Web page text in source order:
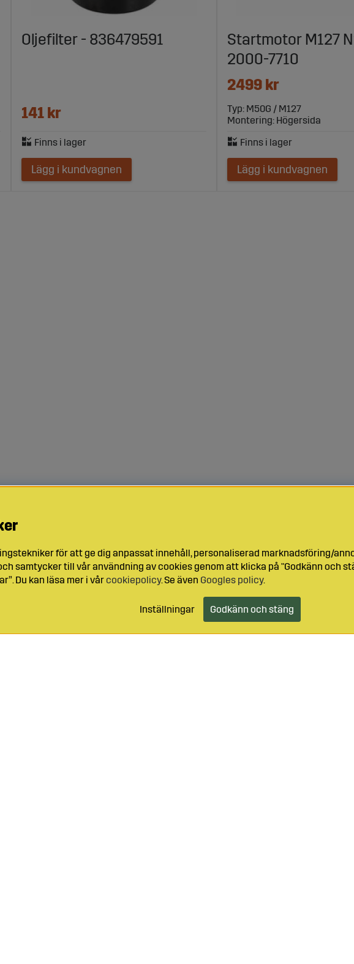
Oljefilter - 836479591
141 kr
Lägg i kundvagnen
Startmotor M127
2000-7710
2499 kr
Typ: M50G / M127
Montering: Högersida
Lägg i kundvagnen
för att ge dig anpassat innehåll, personaliserad marknadsföring/
samtycker till vår användning av cookies genom att klicka på "Godkänn och
Du kan läsa mer i vårcookiepolicy. Se även Googles policy.
Inställningar Godkänn och stäng